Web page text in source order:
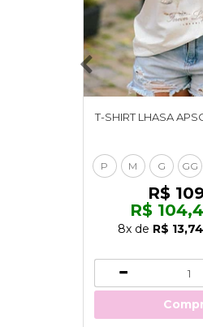
T-SHIRT LHASA
P M G GG
R$
R$
8xde R$ 13,74